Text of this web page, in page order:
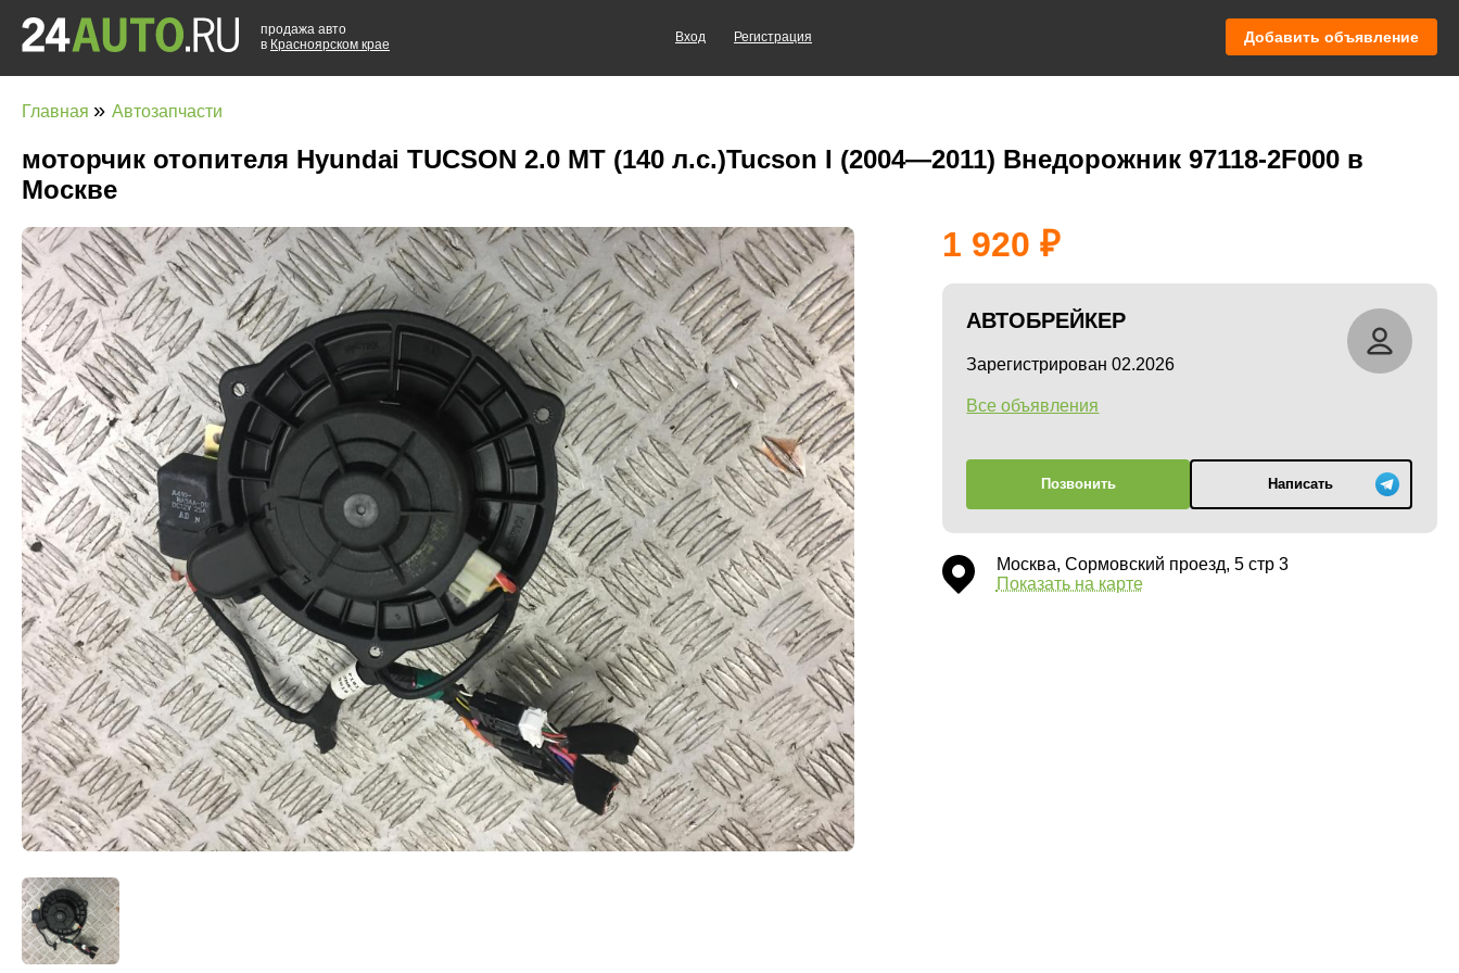
продажа авто
в Красноярском крае
Вход Регистрация Добавить объявление
Главная » Автозапчасти
моторчик отопителя Hyundai TUCSON 2.0 MT (140 л.с.)Tucson I (2004—2011) Внедорожник 97118-2F000 в
Москве
1 920
АВТОБРЕЙКЕР
Зарегистрирован 02.2026
Все объявления
Позвонить Написать
Москва, Сормовский проезд, 5 стр 3
Показать на карте